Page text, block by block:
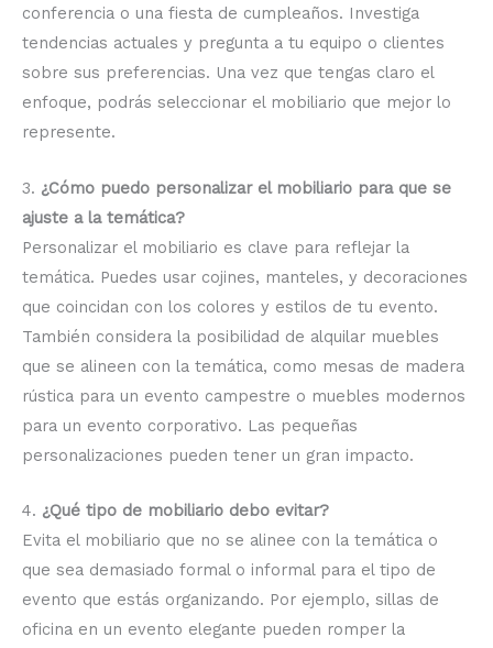
conferencia o una fiesta de cumpleaños. Investiga
tendencias actuales y pregunta a tu equipo o clientes
sobre sus preferencias. Una vez que tengas claro el
enfoque, podrás seleccionar el mobiliario que mejor lo
represente.
3. ¿Cómo puedo personalizar el mobiliario para que se
ajuste a la temática?
Personalizar el mobiliario es clave para reflejar la
temática. Puedes usar cojines, manteles, y decoraciones
que coincidan con los colores y estilos de tu evento.
También considera la posibilidad de alquilar muebles
que se alineen con la temática, como mesas de madera
rústica para un evento campestre o muebles modernos
para un evento corporativo. Las pequeñas
personalizaciones pueden tener un gran impacto.
4. ¿Qué tipo de mobiliario debo evitar?
Evita el mobiliario que no se alinee con la temática o
que sea demasiado formal o informal para el tipo de
evento que estás organizando. Por ejemplo, sillas de
oficina en un evento elegante pueden romper la